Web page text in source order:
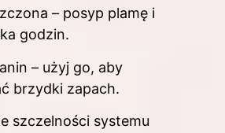
– posyp plamę i
godzin.
– użyj go, aby
brzydki zapach.
szczelności systemu